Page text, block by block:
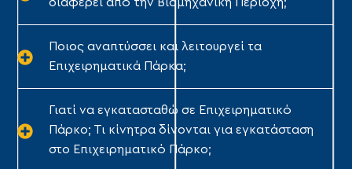
Ποιος αναπτύσσει και λειτουργεί τα
Επιχειρηματικά Πάρκα;
Γιατί να εγκατασταθώ σε Επιχειρηματικό
Πάρκο; Τι κίνητρα δίνονται για εγκατάσταση
στο Επιχειρηματικό Πάρκο;